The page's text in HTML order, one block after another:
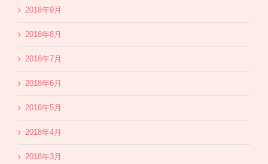
2018年9月
2018年8月
2018年7月
2018年6月
2018年5月
2018年4月
2018年3月